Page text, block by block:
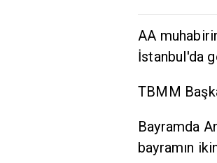
AA
İstanbul'da
TBMM
Bayramda
bayramın